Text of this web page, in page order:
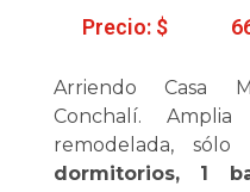
Precio: $
Arriendo Casa
Conchalí. Amplia
remodelada,
dormitorios, 1